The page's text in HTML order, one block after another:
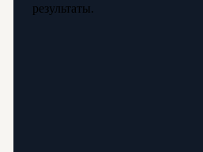
результаты.